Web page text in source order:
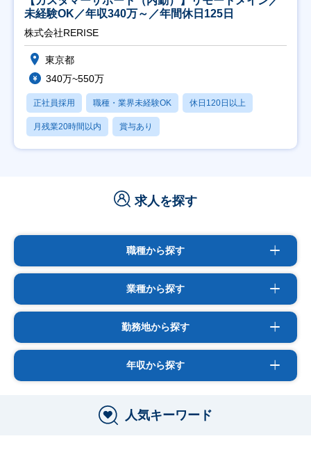
未経験OK／年収340万～／年間休日125日
株式会社RERISE
東京都
340万~550万
正社員採用 職種・業界未経験OK 休日120日以上
月残業20時間以内 賞与あり
求人を探す
職種から探す
業種から探す
勤務地から探す
年収から探す
人気キーワード